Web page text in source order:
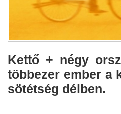
Kettő + négy
többezer ember a
sötétség délben.